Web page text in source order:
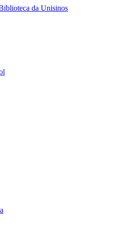
da Unisinos